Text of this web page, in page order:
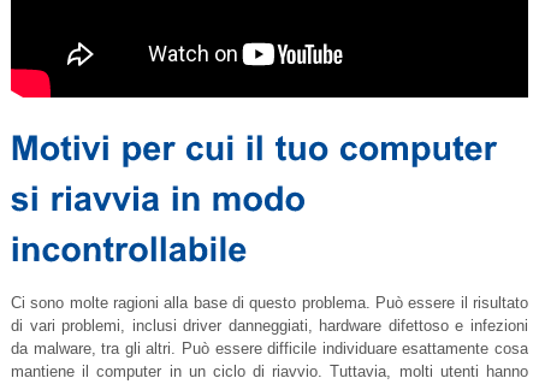
Ci sono molte ragioni alla base di questo problema. Può essere il risultato
di vari problemi, inclusi driver danneggiati, hardware difettoso e infezioni
da malware, tra gli altri. Può essere difficile individuare esattamente cosa
mantiene il computer in un ciclo di riavvio. Tuttavia, molti utenti hanno